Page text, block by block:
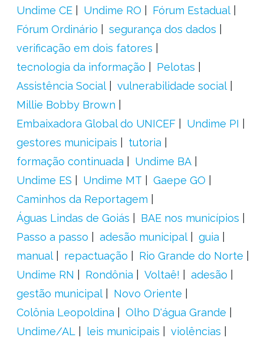
Undime CE
Undime RO
Fórum Estadual
Fórum Ordinário
segurança dos dados
verificação em dois fatores
tecnologia da informação
Pelotas
Assistência Social
vulnerabilidade social
Millie Bobby Brown
Embaixadora Global do UNICEF
Undime PI
gestores municipais
tutoria
formação continuada
Undime BA
Undime ES
Undime MT
Gaepe GO
Caminhos da Reportagem
Águas Lindas de Goiás
BAE nos municípios
Passo a passo
adesão municipal
guia
manual
repactuação
Rio Grande do Norte
Undime RN
Rondônia Voltaê!
adesão
gestão municipal
Novo Oriente
Colônia Leopoldina
Olho D'água Grande
Undime/AL
leis municipais
violências